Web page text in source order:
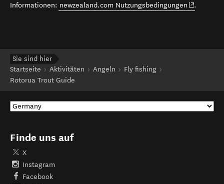
Informationen: newzealand.com Nutzungsbedingungen (opens in
.
Sie sind hier
Startseite
Aktivitäten Angeln
Fly fishing
Rotorua Trout Guide
Finde uns auf
X
Instagram
Facebook